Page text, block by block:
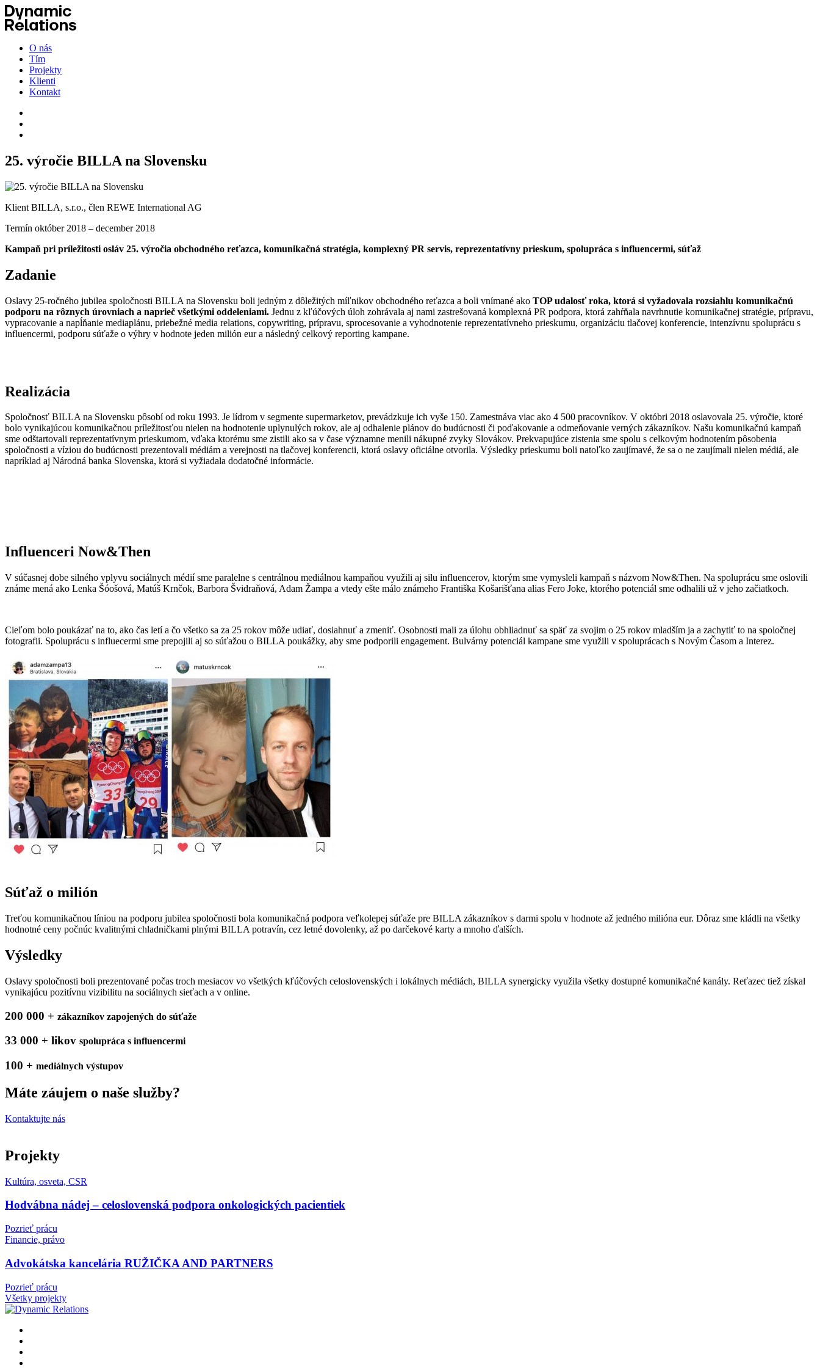
O nás
Tím
Projekty
Klienti
Kontakt
25. výročie BILLA na Slovensku
Klient BILLA, s.r.o., člen REWE International AG
Termín október 2018 – december 2018
Kampaň pri príležitosti osláv 25. výročia obchodného reťazca, komunikačná stratégia, komplexný PR servis, reprezentatívny prieskum, spolupráca s influencermi, súťaž
Zadanie
Oslavy 25-ročného jubilea spoločnosti BILLA na Slovensku boli jedným z dôležitých míľnikov obchodného reťazca a boli vnímané ako TOP udalosť roka, ktorá si vyžadovala rozsiahlu komunikačnú
podporu na rôznych úrovniach a naprieč všetkými oddeleniami. Jednu z kľúčových úloh zohrávala aj nami zastrešovaná komplexná PR podpora, ktorá zahŕňala navrhnutie komunikačnej stratégie, prípravu,
vypracovanie a napĺňanie mediaplánu, priebežné media relations, copywriting, prípravu, sprocesovanie a vyhodnotenie reprezentatívneho prieskumu, organizáciu tlačovej konferencie, intenzívnu spoluprácu s
influencermi, podporu súťaže o výhry v hodnote jeden milión eur a následný celkový reporting kampane.
Realizácia
Spoločnosť BILLA na Slovensku pôsobí od roku 1993. Je lídrom v segmente supermarketov, prevádzkuje ich vyše 150. Zamestnáva viac ako 4 500 pracovníkov. V októbri 2018 oslavovala 25. výročie, ktoré
bolo vynikajúcou komunikačnou príležitosťou nielen na hodnotenie uplynulých rokov, ale aj odhalenie plánov do budúcnosti či poďakovanie a odmeňovanie verných zákazníkov. Našu komunikačnú kampaň
sme odštartovali reprezentatívnym prieskumom, vďaka ktorému sme zistili ako sa v čase významne menili nákupné zvyky Slovákov. Prekvapujúce zistenia sme spolu s celkovým hodnotením pôsobenia
spoločnosti a víziou do budúcnosti prezentovali médiám a verejnosti na tlačovej konferencii, ktorá oslavy oficiálne otvorila. Výsledky prieskumu boli natoľko zaujímavé, že sa o ne zaujímali nielen médiá, ale
napríklad aj Národná banka Slovenska, ktorá si vyžiadala dodatočné informácie.
Influenceri Now&Then
V súčasnej dobe silného vplyvu sociálnych médií sme paralelne s centrálnou mediálnou kampaňou využili aj silu influencerov, ktorým sme vymysleli kampaň s názvom Now&Then. Na spoluprácu sme oslovili
známe mená ako Lenka Šóošová, Matúš Krnčok, Barbora Švidraňová, Adam Žampa a vtedy ešte málo známeho Františka Košarišťana alias Fero Joke, ktorého potenciál sme odhalili už v jeho začiatkoch.
Cieľom bolo poukázať na to, ako čas letí a čo všetko sa za 25 rokov môže udiať, dosiahnuť a zmeniť. Osobnosti mali za úlohu obhliadnuť sa späť za svojim o 25 rokov mladším ja a zachytiť to na spoločnej
fotografii. Spoluprácu s influecermi sme prepojili aj so súťažou o BILLA poukážky, aby sme podporili engagement. Bulvárny potenciál kampane sme využili v spoluprácach s Novým Časom a Interez.
Súťaž o milión
Treťou komunikačnou líniou na podporu jubilea spoločnosti bola komunikačná podpora veľkolepej súťaže pre BILLA zákazníkov s darmi spolu v hodnote až jedného milióna eur. Dôraz sme kládli na všetky
hodnotné ceny počnúc kvalitnými chladničkami plnými BILLA potravín, cez letné dovolenky, až po darčekové karty a mnoho ďalších.
Výsledky
Oslavy spoločnosti boli prezentované počas troch mesiacov vo všetkých kľúčových celoslovenských i lokálnych médiách, BILLA synergicky využila všetky dostupné komunikačné kanály. Reťazec tiež získal
vynikajúcu pozitívnu vizibilitu na sociálnych sieťach a v online.
200 000 + zákazníkov zapojených do súťaže
33 000 + likov spolupráca s influencermi
100 + mediálnych výstupov
Máte záujem o naše služby?
Kontaktujte nás
Projekty
Kultúra, osveta, CSR
Hodvábna nádej – celoslovenská podpora onkologických pacientiek
Pozrieť prácu
Financie, právo
Advokátska kancelária RUŽIČKA AND PARTNERS
Pozrieť prácu
Všetky projekty